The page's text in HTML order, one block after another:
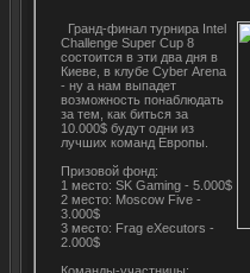
Гранд-финал турнира Intel
Challenge Super Cup 8
состоится в эти два дня в
Киеве, в клубе Cyber Arena
- ну а нам выпадет
возможность понаблюдать
за тем, как биться за
10.000$ будут одни из
лучших команд Европы.
Призовой фонд:
1 место: SK Gaming - 5.000$
2 место: Moscow Five -
3.000$
3 место: Frag eXecutors -
2.000$
Команды-участницы: